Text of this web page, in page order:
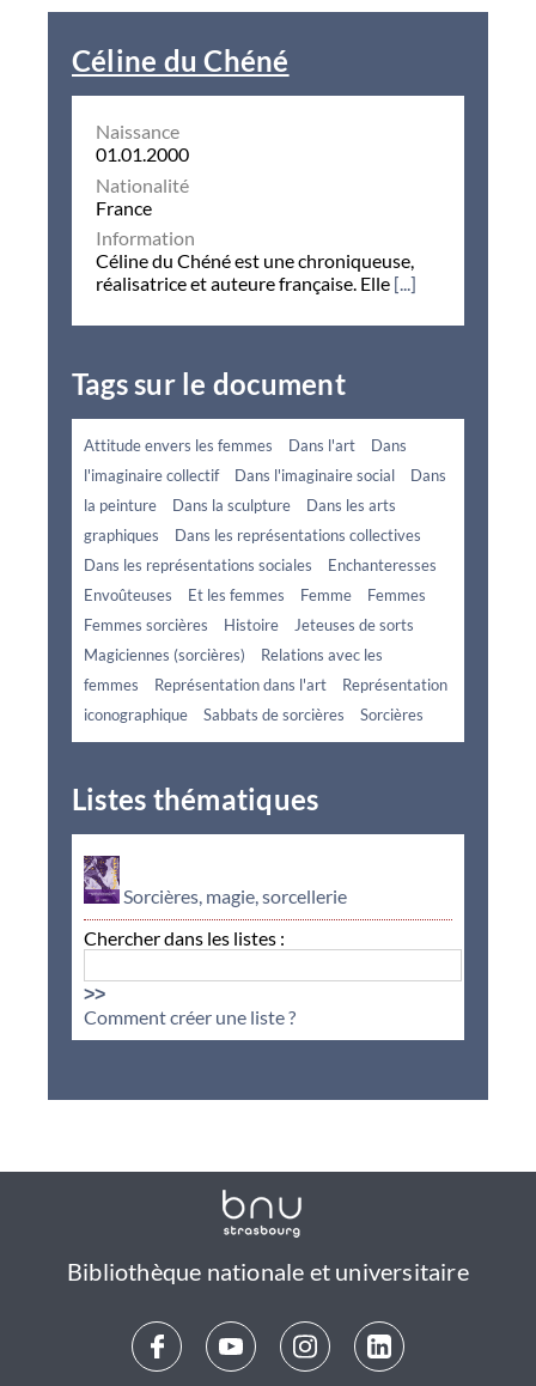
Céline du Chéné
Naissance
01.01.2000
Nationalité
France
Information
Céline du Chéné est une chroniqueuse,
réalisatrice et auteure française. Elle [...]
Tags sur le document
Attitude envers les femmes Dans l'art
Dans
l'imaginaire collectif
Dans l'imaginaire social
Dans
la peinture
Dans la sculpture
Dans les arts
graphiques
Dans les représentations collectives
Dans les représentations sociales
Enchanteresses
Envoûteuses
Et les femmes Femme
Femmes
Femmes sorcières
Histoire
Jeteuses de sorts
Magiciennes (sorcières)
Relations avec les
femmes
Représentation dans l'art
Représentation
iconographique
Sabbats de sorcières Sorcières
Listes thématiques
Sorcières, magie, sorcellerie
Chercher dans les listes :
>>
Comment créer une liste ?
Bibliothèque nationale et universitaire